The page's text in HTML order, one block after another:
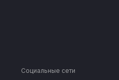
Социальные сети